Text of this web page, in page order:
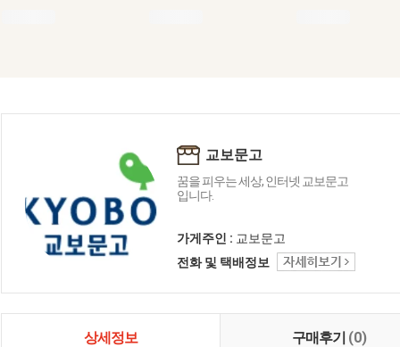
교보문고
꿈을 피우는 세상, 인터넷 교보문고
입니다.
가게주인 : 교보문고
전화 및 택배정보
상세정보 구매후기 (0)